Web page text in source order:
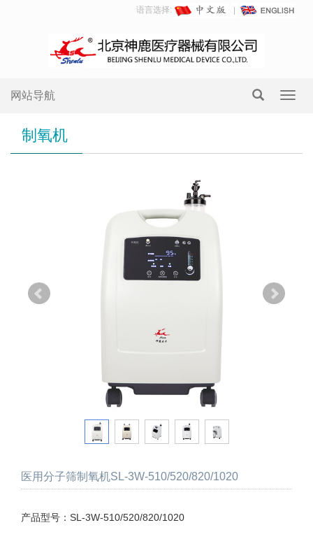
语言选择:
网站导航
制氧机
医用分子筛制氧机SL-3W-510/520/820/1020
产品型号：SL-3W-510/520/820/1020